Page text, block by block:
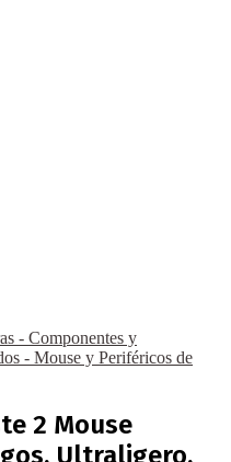
- Componentes y
- Mouse y Periféricos de
2 Mouse
Ultraligero,